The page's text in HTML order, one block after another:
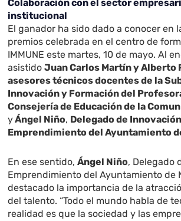
Colaboración con el sector
institucional
El ganador ha sido dado a conocer en
premios celebrada en el centro de
IMMUNE este martes, 10 de mayo. Al
asistidoJuan Carlos Martín y Alberto
asesores técnicos docentes de la
Innovación y Formación del
Consejería de Educación de la
yÁngel Niño, Delegado de
Emprendimiento del Ayuntamiento
En ese sentido,Ángel Niño, Delegado
Emprendimiento del Ayuntamiento de
destacado la importancia de la
del talento. “Todo el mundo habla de
realidad es que la sociedad y las